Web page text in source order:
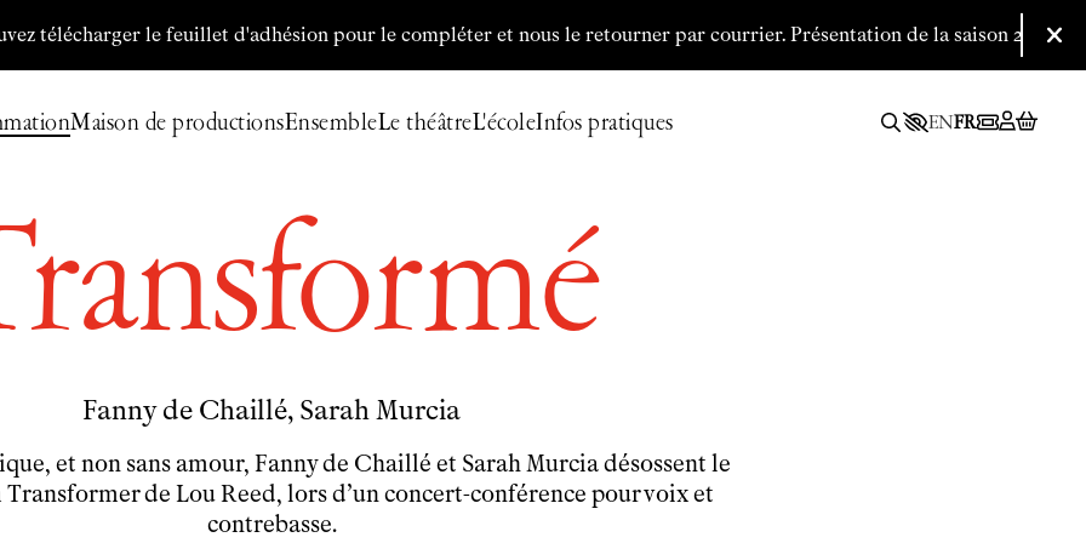
le feuillet d'adhésion pour le compléter et nous le retourner par courrier.Présentation de la saison 2026/2027 le
Maison de productionsEnsembleLe théâtreL'écoleInfos pratiques ENFR
Fanny de Chaillé, Sarah Murcia
et non sans amour, Fanny de Chaillé et Sarah Murcia désossent le
de Lou Reed, lors d’un concert-conférence pour voix et
contrebasse.
Billetterie
Programmation
Archives
Productions déléguées
Ensemble
Participer
Venir en groupe